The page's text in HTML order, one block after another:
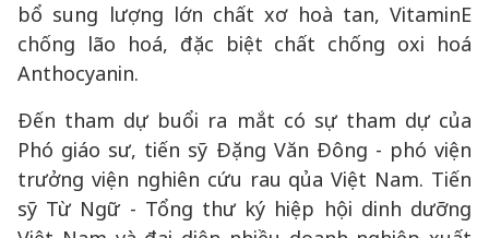
bổ sung lượng lớn chất xơ hoà tan, VitaminE
chống lão hoá, đặc biệt chất chống oxi hoá
Anthocyanin.
Đến tham dự buổi ra mắt có sự tham dự của
Phó giáo sư, tiến sỹ Đặng Văn Đông - phó viện
trưởng viện nghiên cứu rau qủa Việt Nam. Tiến
sỹ Từ Ngữ - Tổng thư ký hiệp hội dinh dưỡng